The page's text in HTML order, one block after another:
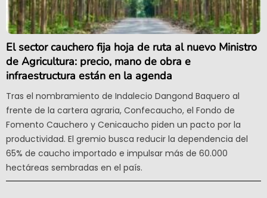
El sector cauchero fija hoja de ruta al nuevo Ministro
de Agricultura: precio, mano de obra e
infraestructura están en la agenda
Tras el nombramiento de Indalecio Dangond Baquero al
frente de la cartera agraria, Confecaucho, el Fondo de
Fomento Cauchero y Cenicaucho piden un pacto por la
productividad. El gremio busca reducir la dependencia del
65% de caucho importado e impulsar más de 60.000
hectáreas sembradas en el país.